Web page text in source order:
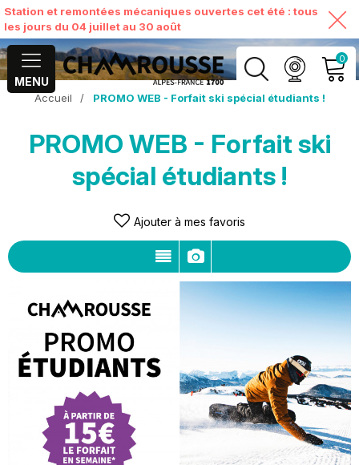
Station et remontées mécaniques ouvertes cet été : tous
les jours du 04 juillet au 30 août
MENU
0
MON COMPTE
VOIR MON PANIER
Accueil / PROMO WEB - Forfait ski spécial étudiants !
PROMO WEB - Forfait ski
spécial étudiants !
Ajouter à mes favoris